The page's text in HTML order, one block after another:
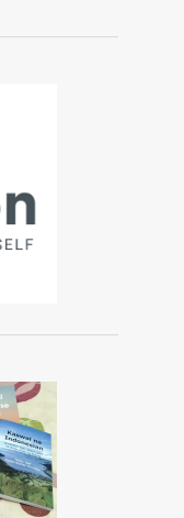
CENTRALE
BATAK